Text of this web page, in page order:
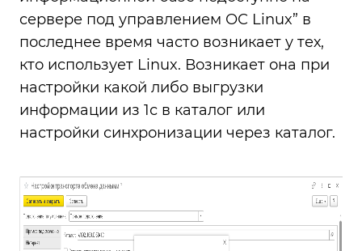
сервере под управлением ОС Linux” в
последнее время часто возникает у тех,
кто использует Linux. Возникает она при
настройки какой либо выгрузки
информации из 1с в каталог или
настройки синхронизации через каталог.